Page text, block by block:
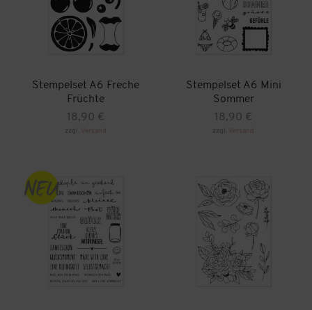
Stempelset A6 Freche
Früchte
18,90 €
zzgl. Versand
Stempelset A6 Mini
Sommer
18,90 €
zzgl. Versand